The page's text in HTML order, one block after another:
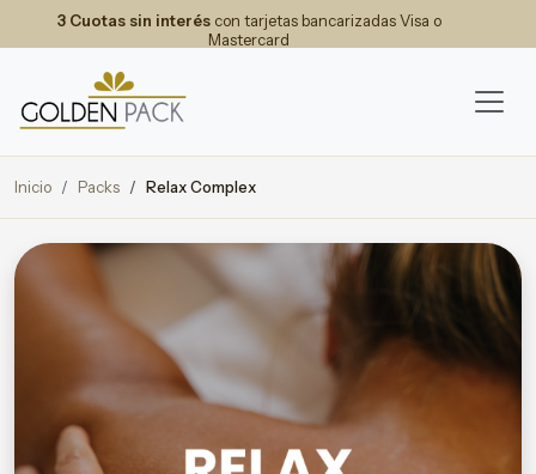
3 Cuotas sin interéscon tarjetas bancarizadas Visa o
Mastercard
Inicio Packs Relax Complex